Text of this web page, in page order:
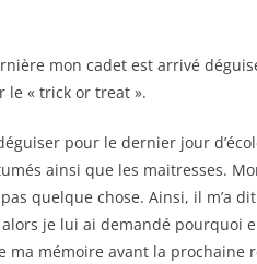
mon cadet est arrivé
le « trick or treat ».
pour le dernier jour
ainsi que les maitresses.
quelque chose. Ainsi, il m’a dit
je lui ai demandé pourquoi
ma mémoire avant la prochaine